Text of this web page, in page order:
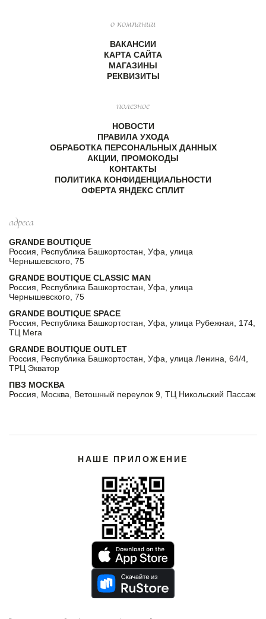
о компании
ВАКАНСИИ
КАРТА САЙТА
МАГАЗИНЫ
РЕКВИЗИТЫ
полезное
НОВОСТИ
ПРАВИЛА УХОДА
ОБРАБОТКА ПЕРСОНАЛЬНЫХ ДАННЫХ
АКЦИИ, ПРОМОКОДЫ
КОНТАКТЫ
ПОЛИТИКА КОНФИДЕНЦИАЛЬНОСТИ
ОФЕРТА ЯНДЕКС СПЛИТ
адреса
GRANDE BOUTIQUE
Россия, Республика Башкортостан, Уфа, улица
Чернышевского, 75
GRANDE BOUTIQUE CLASSIC MAN
Россия, Республика Башкортостан, Уфа, улица
Чернышевского, 75
GRANDE BOUTIQUE SPACE
Россия, Республика Башкортостан, Уфа, улица Рубежная, 174,
ТЦ Мега
GRANDE BOUTIQUE OUTLET
Россия, Республика Башкортостан, Уфа, улица Ленина, 64/4,
ТРЦ Экватор
ПВЗ МОСКВА
Россия, Москва, Ветошный переулок 9, ТЦ Никольский Пассаж
НАШЕ ПРИЛОЖЕНИЕ